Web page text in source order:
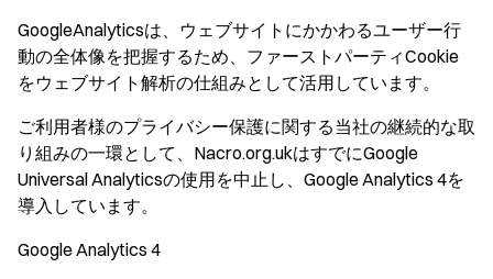
GoogleAnalyticsは、ウェブサイトにかかわるユーザー行
動の全体像を把握するため、ファーストパーティCookie
をウェブサイト解析の仕組みとして活用しています。
ご利用者様のプライバシー保護に関する当社の継続的な取
り組みの一環として、Nacro.org.ukはすでにGoogle
Universal Analyticsの使用を中止し、Google Analytics 4を
導入しています。
Google Analytics 4